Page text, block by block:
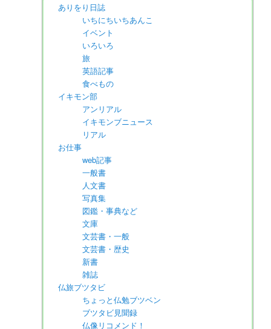
ありをり日誌
いちにちいちあんこ
イベント
いろいろ
旅
英語記事
食べもの
イキモン部
アンリアル
イキモンブニュース
リアル
お仕事
web記事
一般書
人文書
写真集
図鑑・事典など
文庫
文芸書・一般
文芸書・歴史
新書
雑誌
仏旅ブツタビ
ちょっと仏勉ブツベン
ブツタビ見聞録
仏像リコメンド！